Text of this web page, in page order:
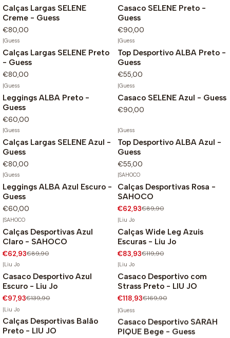
Calças Largas SELENE
Creme - Guess
€80,00
Casaco SELENE Preto -
Guess
€90,00
|Guess
Calças Largas SELENE Preto
- Guess
€80,00
|Guess
Top Desportivo ALBA Preto -
Guess
€55,00
|Guess
Leggings ALBA Preto -
Guess
€60,00
|Guess
Casaco SELENE Azul - Guess
€90,00
|Guess
Calças Largas SELENE Azul -
Guess
€80,00
|Guess
Top Desportivo ALBA Azul -
Guess
€55,00
|Guess
Leggings ALBA Azul Escuro -
Guess
€60,00
-30%
|SAHOCO
Calças Desportivas Rosa -
SAHOCO
€62,93€89,90
-30%
|SAHOCO
Calças Desportivas Azul
Claro - SAHOCO
€62,93€89,90
-30%
|Liu Jo
Calças Wide Leg Azuis
Escuras - Liu Jo
€83,93€119,90
-30%
Liu Jo
Casaco Desportivo Azul
Escuro - Liu Jo
€97,93€139,90
-30%
Liu Jo
Casaco Desportivo com
Strass Preto - LIU JO
€118,93€169,90
-30%
|Liu Jo
Calças Desportivas Balão
Preto - LIU JO
Não Disponível
|Guess
Casaco Desportivo SARAH
PIQUE Bege - Guess